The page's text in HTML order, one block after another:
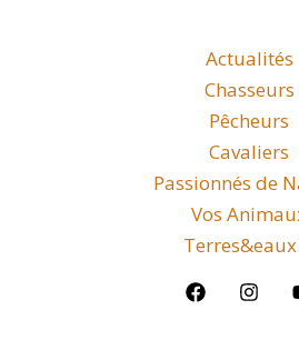
Actualités
Chasseurs
Pêcheurs
Cavaliers
Passionnés de
Vos